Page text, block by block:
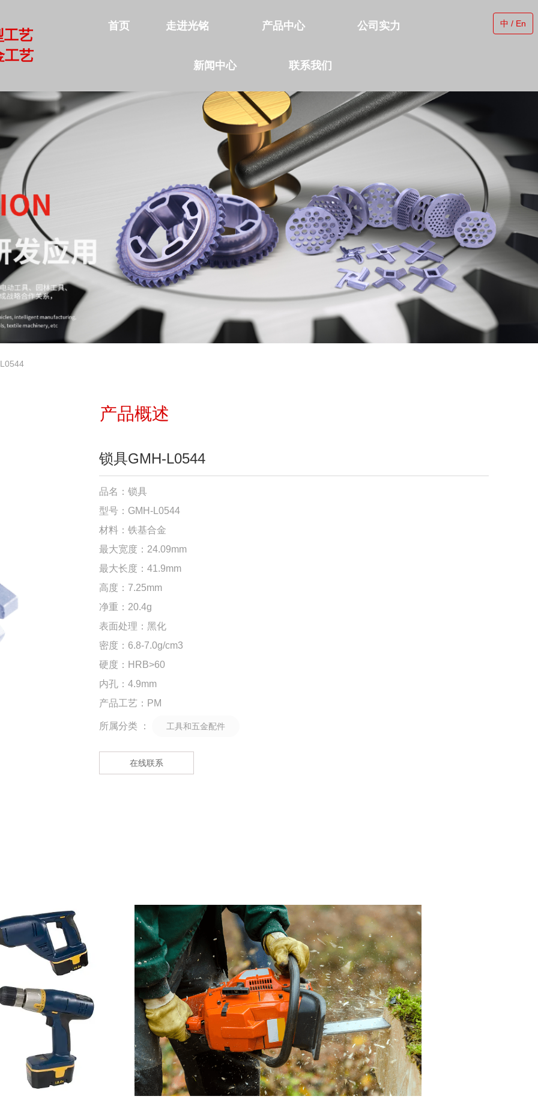
工艺
工艺
首页 走进光铭 产品中心 公司实力
新闻中心 联系我们
中 / En
首页 走进光铭 产品中心
公司实力 联系我们
产品概述
锁具GMH-L0544
品名：锁具
型号：GMH-L0544
材料：铁基合金
最大宽度：24.09mm
最大长度：41.9mm
高度：7.25mm
净重：20.4g
表面处理：黑化
密度：6.8-7.0g/cm3
硬度：HRB>60
内孔：4.9mm
产品工艺：PM
所属分类 ： 工具和五金配件
在线联系